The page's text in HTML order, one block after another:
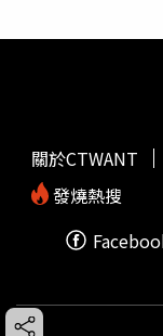
關於CTWANT
發燒熱搜